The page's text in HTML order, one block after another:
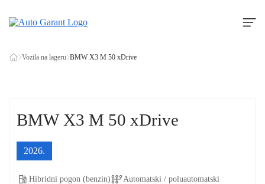
Vozila na lageru BMW X3 M 50 xDrive
BMW X3 M 50 xDrive
2026.
Hibridni pogon (benzin) Automatski / poluautomatski